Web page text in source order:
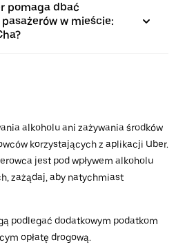
pomaga dbać
w mieście:
alkoholu ani zażywania środków
korzystających z aplikacji Uber.
jest pod wpływem alkoholu
zażądaj, aby natychmiast
podlegać dodatkowym podatkom
opłatę drogową.